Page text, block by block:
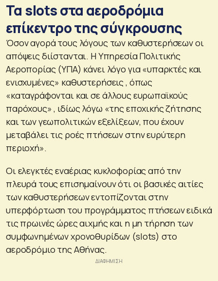
Τα slots στα αεροδρόμια
επίκεντρο της σύγκρουσης
Όσον αγορά τους λόγους των καθυστερήσεων οι
απόψεις διίστανται. Η Υπηρεσία Πολιτικής
Αεροπορίας (ΥΠΑ) κάνει λόγο για «υπαρκτές και
ενισχυμένες» καθυστερήσεις , όπως
«καταγράφονται και σε άλλους ευρωπαϊκούς
παρόχους» , ιδίως λόγω «της εποχικής ζήτησης
και των γεωπολιτικών εξελίξεων, που έχουν
μεταβάλει τις ροές πτήσεων στην ευρύτερη
περιοχή».
Οι ελεγκτές εναέριας κυκλοφορίας από την
πλευρά τους επισημαίνουν ότι οι βασικές αιτίες
των καθυστερήσεων εντοπίζονται στην
υπερφόρτωση του προγράμματος πτήσεων ειδικά
τις πρωινές ώρες αιχμής και η μη τήρηση των
συμφωνημένων χρονοθυρίδων (slots) στο
αεροδρόμιο της Αθήνας.